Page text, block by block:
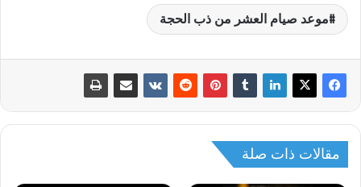
موعد صيام العشر من ذب الحجة
مقالات ذات صلة